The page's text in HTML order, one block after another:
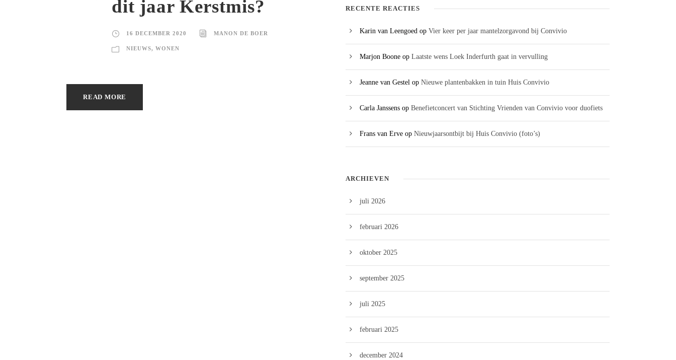
dit jaar Kerstmis?
16 DECEMBER 2020 MANON DE BOER
NIEUWS, WONEN
READ MORE
RECENTE REACTIES
Karin van Leengoed op Vier keer per jaar mantelzorgavond bij Convivio
Marjon Boone op Laatste wens Loek Inderfurth gaat in vervulling
Jeanne van Gestel op Nieuwe plantenbakken in tuin Huis Convivio
Carla Janssens op Benefietconcert van Stichting Vrienden van Convivio voor duofiets
Frans van Erve op Nieuwjaarsontbijt bij Huis Convivio (foto’s)
ARCHIEVEN
juli 2026
februari 2026
oktober 2025
september 2025
juli 2025
februari 2025
december 2024